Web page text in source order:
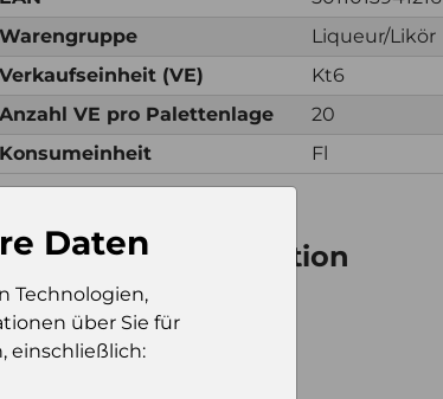
Warengruppe
Liqueur/Likör
Verkaufseinheit (VE)
Kt6
Anzahl VE pro Palettenlage
20
Konsumeinheit
Fl
Information
(VE)
pro
Daten
Technologien,
über Sie für
einschließlich: